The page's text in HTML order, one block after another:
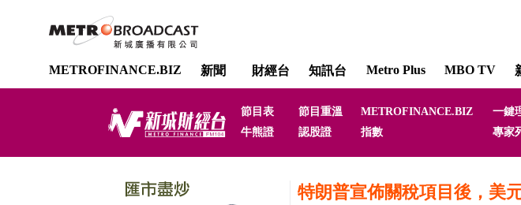
METROFINANCE.BIZ 新聞 財經台 知訊台 Metro Plus MBO TV
節目表 節目重溫 METROFINANCE.BIZ 一鍵
牛熊證
認股證 指數 專家
特朗普宣佈關稅項目後，美